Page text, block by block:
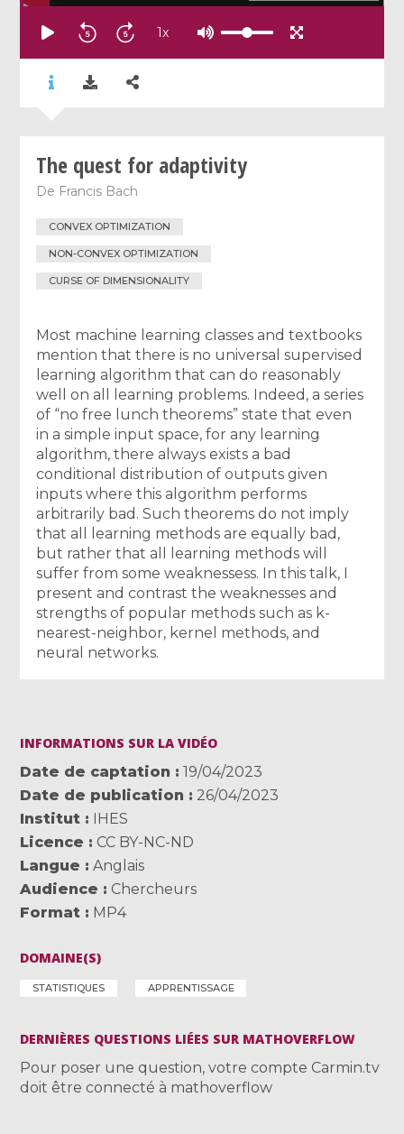
1x
The quest for adaptivity
De Francis Bach
CONVEX OPTIMIZATION
NON-CONVEX OPTIMIZATION
CURSE OF DIMENSIONALITY
Most machine learning classes and textbooks
mention that there is no universal supervised
learning algorithm that can do reasonably
well on all learning problems. Indeed, a series
of “no free lunch theorems” state that even
in a simple input space, for any learning
algorithm, there always exists a bad
conditional distribution of outputs given
inputs where this algorithm performs
arbitrarily bad. Such theorems do not imply
that all learning methods are equally bad,
but rather that all learning methods will
suffer from some weaknessess. In this talk, I
present and contrast the weaknesses and
strengths of popular methods such as k-
nearest-neighbor, kernel methods, and
neural networks.
INFORMATIONS SUR LA VIDÉO
Date de captation
19/04/2023
Date de publication
26/04/2023
Institut
IHES
Licence
CC BY-NC-ND
Langue
Anglais
Audience
Chercheurs
Format
MP4
DOMAINE(S)
STATISTIQUES APPRENTISSAGE
DERNIÈRES QUESTIONS LIÉES SUR MATHOVERFLOW
Pour poser une question, votre compte Carmin.tv
doit être connecté à mathoverflow